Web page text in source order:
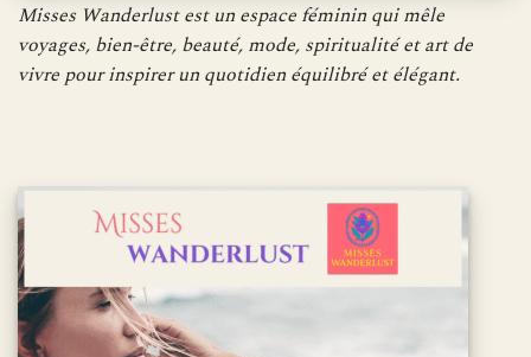
Misses Wanderlust est un espace féminin qui mêle
voyages, bien-être, beauté, mode, spiritualité et art de
vivre pour inspirer un quotidien équilibré et élégant.